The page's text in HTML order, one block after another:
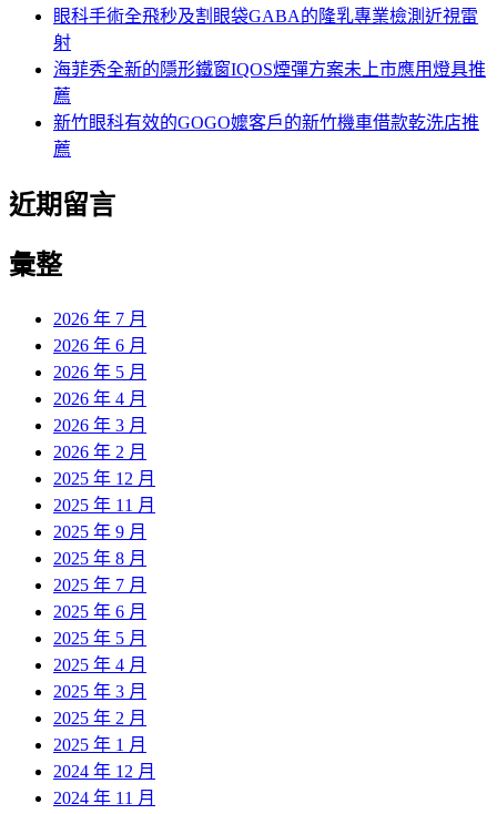
眼科手術全飛秒及割眼袋GABA的隆乳專業檢測近視雷
射
海菲秀全新的隱形鐵窗IQOS煙彈方案未上市應用燈具推
薦
新竹眼科有效的GOGO嬤客戶的新竹機車借款乾洗店推
薦
近期留言
彙整
2026 年 7 月
2026 年 6 月
2026 年 5 月
2026 年 4 月
2026 年 3 月
2026 年 2 月
2025 年 12 月
2025 年 11 月
2025 年 9 月
2025 年 8 月
2025 年 7 月
2025 年 6 月
2025 年 5 月
2025 年 4 月
2025 年 3 月
2025 年 2 月
2025 年 1 月
2024 年 12 月
2024 年 11 月